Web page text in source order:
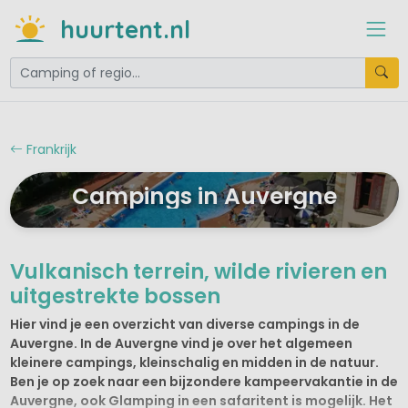
huurtent.nl
Frankrijk
Campings in Auvergne
Vulkanisch terrein, wilde rivieren en
uitgestrekte bossen
Hier vind je een overzicht van diverse campings in de
Auvergne. In de Auvergne vind je over het algemeen
kleinere campings, kleinschalig en midden in de natuur.
Ben je op zoek naar een bijzondere kampeervakantie in de
Auvergne, ook Glamping in een safaritent is mogelijk. Het